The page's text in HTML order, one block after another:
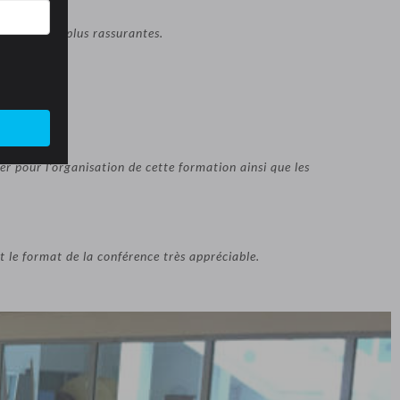
et des plus rassurantes.
of ideas.
pour l’organisation de cette formation ainsi que les
format de la conférence très appréciable.